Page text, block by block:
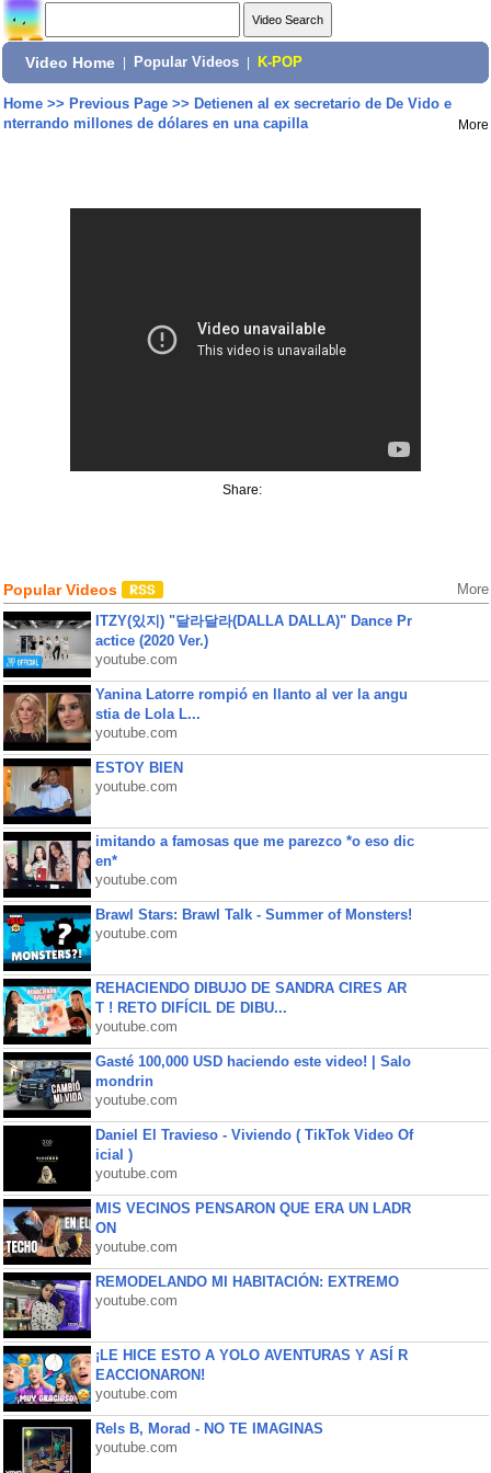
Video Home Popular Videos K-POP
Home>> Previous Page>> Detienen al ex secretario de De Vido e
nterrando millones de dólares en una capilla
More
Share:
Popular Videos More
ITZY(있지) "달라달라(DALLA DALLA)" Dance Pr
actice (2020 Ver.)
youtube.com
Yanina Latorre rompió en llanto al ver la angu
stia de Lola L...
youtube.com
ESTOY BIEN
youtube.com
imitando a famosas que me parezco *o eso dic
en*
youtube.com
Brawl Stars: Brawl Talk - Summer of Monsters!
youtube.com
REHACIENDO DIBUJO DE SANDRA CIRES AR
T ! RETO DIFÍCIL DE DIBU...
youtube.com
Gasté 100,000 USD haciendo este video! | Salo
mondrin
youtube.com
Daniel El Travieso - Viviendo ( TikTok Video Of
icial )
youtube.com
MIS VECINOS PENSARON QUE ERA UN LADR
ON
youtube.com
REMODELANDO MI HABITACIÓN: EXTREMO
youtube.com
¡LE HICE ESTO A YOLO AVENTURAS Y ASÍ R
EACCIONARON!
youtube.com
Rels B, Morad - NO TE IMAGINAS
youtube.com